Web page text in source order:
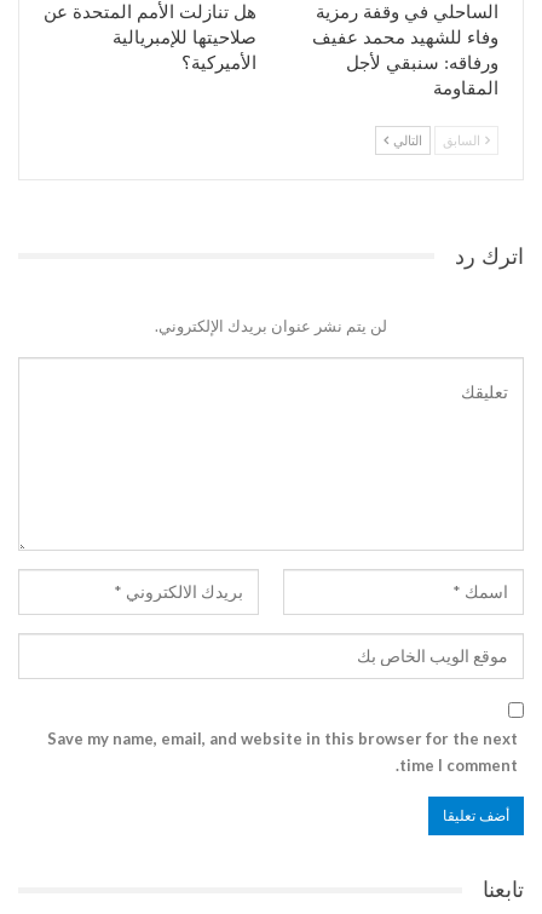
الساحلي في وقفة رمزية
وفاء للشهيد محمد عفيف
ورفاقه: سنبقي لأجل
المقاومة
هل تنازلت الأمم المتحدة عن
صلاحيتها للإمبريالية
الأميركية؟
السابق التالي
اترك رد
لن يتم نشر عنوان بريدك الإلكتروني.
Save my name, email, and website in this browser for the next
time I comment.
تابعنا